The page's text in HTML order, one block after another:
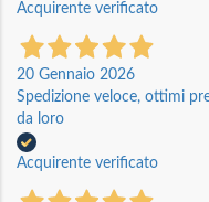
Acquirente verificato
20 Gennaio 2026
Spedizione veloce, ottimi
da loro
Acquirente verificato